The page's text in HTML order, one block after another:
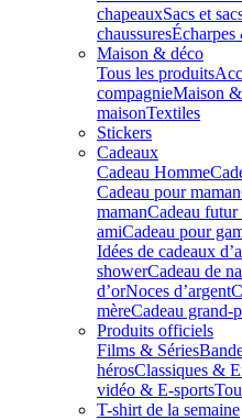
chapeauxSacs et
chaussuresÉcharpes
Maison & déco
Tous les produits
compagnieMaison
maisonTextiles
Stickers
Cadeaux
Cadeau Homme
Cadeau pour maman
mamanCadeau futur
amiCadeau pour
Idées de cadeaux
showerCadeau de
d’orNoces d’argent
mèreCadeau grand-
Produits officiels
Films & Séries
hérosClassiques &
vidéo & E-sports
T-shirt de la semaine